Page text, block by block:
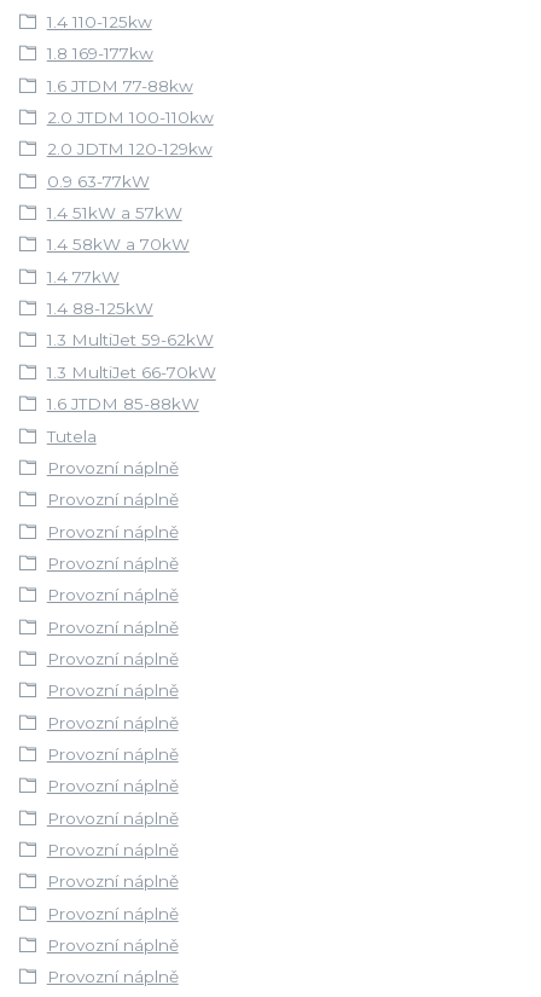
1.4 110-125kw
1.8 169-177kw
1.6 JTDM 77-88kw
2.0 JTDM 100-110kw
2.0 JDTM 120-129kw
0.9 63-77kW
1.4 51kW a 57kW
1.4 58kW a 70kW
1.4 77kW
1.4 88-125kW
1.3 MultiJet 59-62kW
1.3 MultiJet 66-70kW
1.6 JTDM 85-88kW
Tutela
Provozní náplně
Provozní náplně
Provozní náplně
Provozní náplně
Provozní náplně
Provozní náplně
Provozní náplně
Provozní náplně
Provozní náplně
Provozní náplně
Provozní náplně
Provozní náplně
Provozní náplně
Provozní náplně
Provozní náplně
Provozní náplně
Provozní náplně